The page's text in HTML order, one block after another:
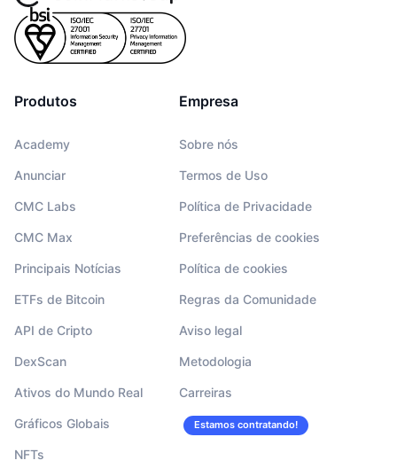
Produtos
Academy
Anunciar
CMC Labs
CMC Max
Principais Notícias
ETFs de Bitcoin
API de Cripto
DexScan
Ativos do Mundo Real
Gráficos Globais
NFTs
Empresa
Sobre nós
Termos de Uso
Política de Privacidade
Preferências de cookies
Política de cookies
Regras da Comunidade
Aviso legal
Metodologia
Carreiras
Estamos contratando!